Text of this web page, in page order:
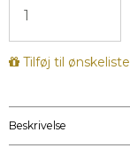
Tilføj til ønskeliste
Beskrivelse